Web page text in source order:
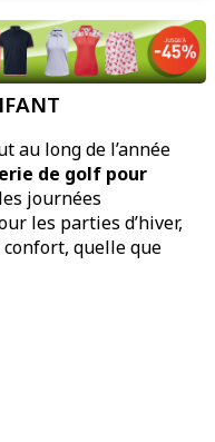
au long de l’année
de golf pour
journées
les parties d’hiver,
quelle que